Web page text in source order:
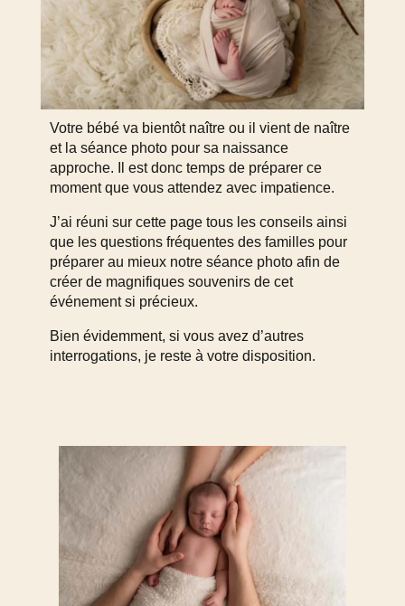
Votre bébé va bientôt naître ou il vient de naître
et la séance photo pour sa naissance
approche.
Il est donc temps de préparer ce
moment que vous attendez avec impatience.
J’ai réuni sur cette page tous les conseils ainsi
que les questions fréquentes des familles pour
préparer au mieux notre séance photo afin de
créer de magnifiques souvenirs de cet
événement si précieux.
Bien évidemment, si vous avez d’autres
interrogations, je reste à votre disposition.